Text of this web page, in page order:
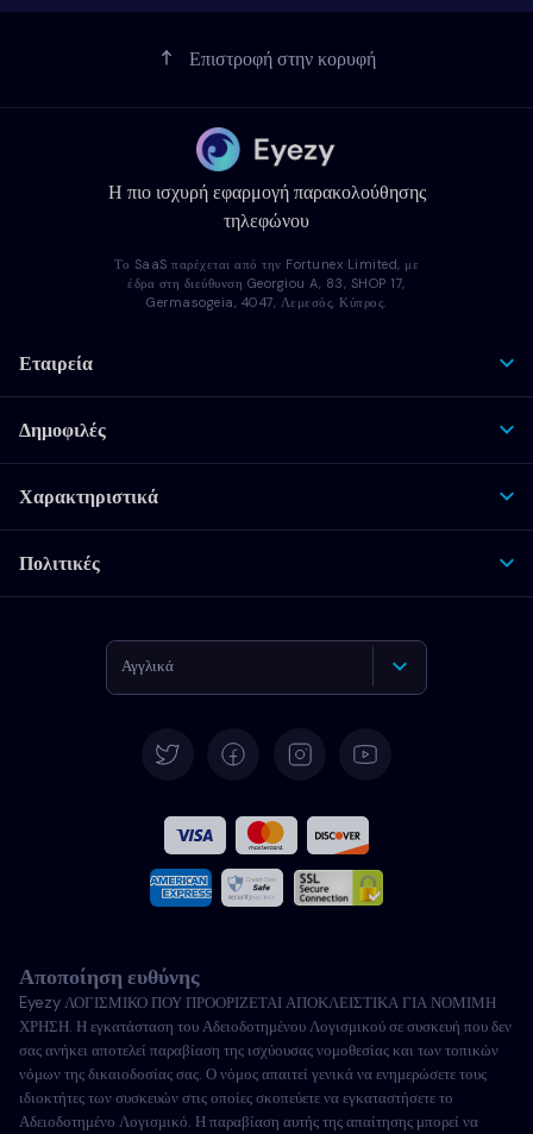
Επιστροφή στην κορυφή
Η πιο ισχυρή εφαρμογή παρακολούθησης
τηλεφώνου
Το SaaS παρέχεται από την Fortunex Limited, με
έδρα στη διεύθυνση Georgiou A, 83, SHOP 17,
Germasogeia, 4047, Λεμεσός, Κύπρος.
Εταιρεία
Δημοφιλές
Χαρακτηριστικά
Πολιτικές
Αγγλικά
Γαλλικά
Ιταλικά
Πορτογαλικά
Türkçe
Πολωνικά
Αποποίηση ευθύνης
Eyezy ΛΟΓΙΣΜΙΚΟ ΠΟΥ ΠΡΟΟΡΙΖΕΤΑΙ ΑΠΟΚΛΕΙΣΤΙΚΑ ΓΙΑ ΝΟΜΙΜΗ
ΧΡΗΣΗ. Η εγκατάσταση του Αδειοδοτημένου Λογισμικού σε συσκευή που δεν
σας ανήκει αποτελεί παραβίαση της ισχύουσας νομοθεσίας και των τοπικών
νόμων της δικαιοδοσίας σας. Ο νόμος απαιτεί γενικά να ενημερώσετε τους
ιδιοκτήτες των συσκευών στις οποίες σκοπεύετε να εγκαταστήσετε το
Αδειοδοτημένο Λογισμικό. Η παραβίαση αυτής της απαίτησης μπορεί να